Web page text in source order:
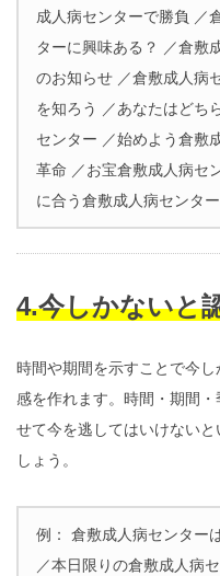
成人病センターで勝負 ／
ターに興味ある？ ／倉敷
のお知らせ ／倉敷成人病
を知ろう ／あなたはどち
センター ／始めよう倉敷
革命 ／お宝倉敷成人病セ
に合う倉敷成人病センター
4.今しかないと
時間や期間を示すことで今
感を作れます。時間・期間・
せて今を逃してはいけないと
しょう。
例： 倉敷成人病センター
／本日限りの倉敷成人病